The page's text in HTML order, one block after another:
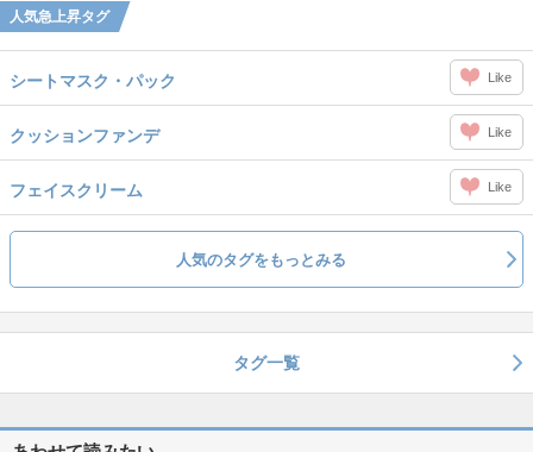
人気急上昇タグ
シートマスク・パック Like
クッションファンデ Like
フェイスクリーム Like
人気のタグをもっとみる
タグ一覧